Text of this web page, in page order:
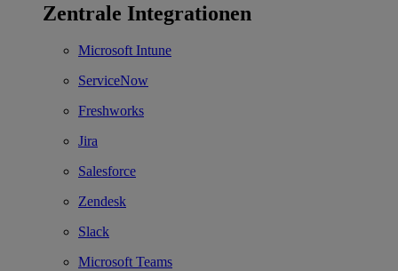
Zentrale Integrationen
Microsoft Intune
ServiceNow
Freshworks
Jira
Salesforce
Zendesk
Slack
Microsoft Teams